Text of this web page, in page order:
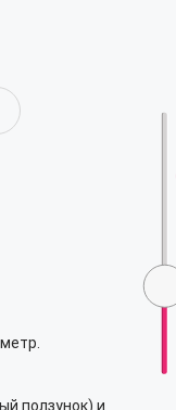
метр.
ползунок) и